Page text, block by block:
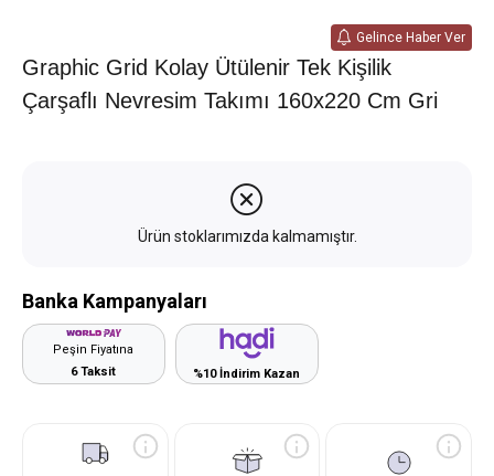
Gelince Haber Ver
Graphic Grid Kolay Ütülenir Tek Kişilik
Çarşaflı Nevresim Takımı 160x220 Cm Gri
Ürün stoklarımızda kalmamıştır.
Banka Kampanyaları
Peşin Fiyatına
6 Taksit
%10 İndirim Kazan